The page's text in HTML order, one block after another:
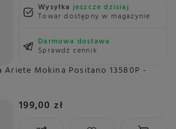
Wysyłkajeszcze dzisiaj
Towar dostępny w magazynie
Darmowa dostawa
Sprawdź cennik
Mokina Positano 13580P -
199,00 zł